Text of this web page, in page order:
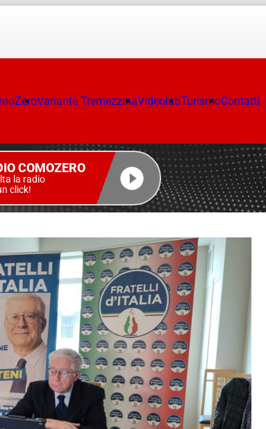
Variante TremezzinaVideolabTurismoContatti
COMOZERO
la radio
click!